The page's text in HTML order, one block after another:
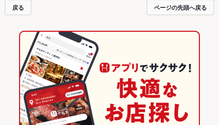
戻る ページの先頭へ戻る